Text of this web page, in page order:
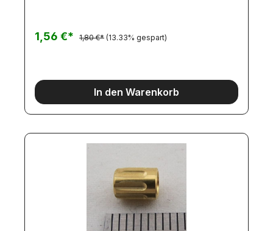
1,56 €* 1,80 €* (13.33% gespart)
In den Warenkorb